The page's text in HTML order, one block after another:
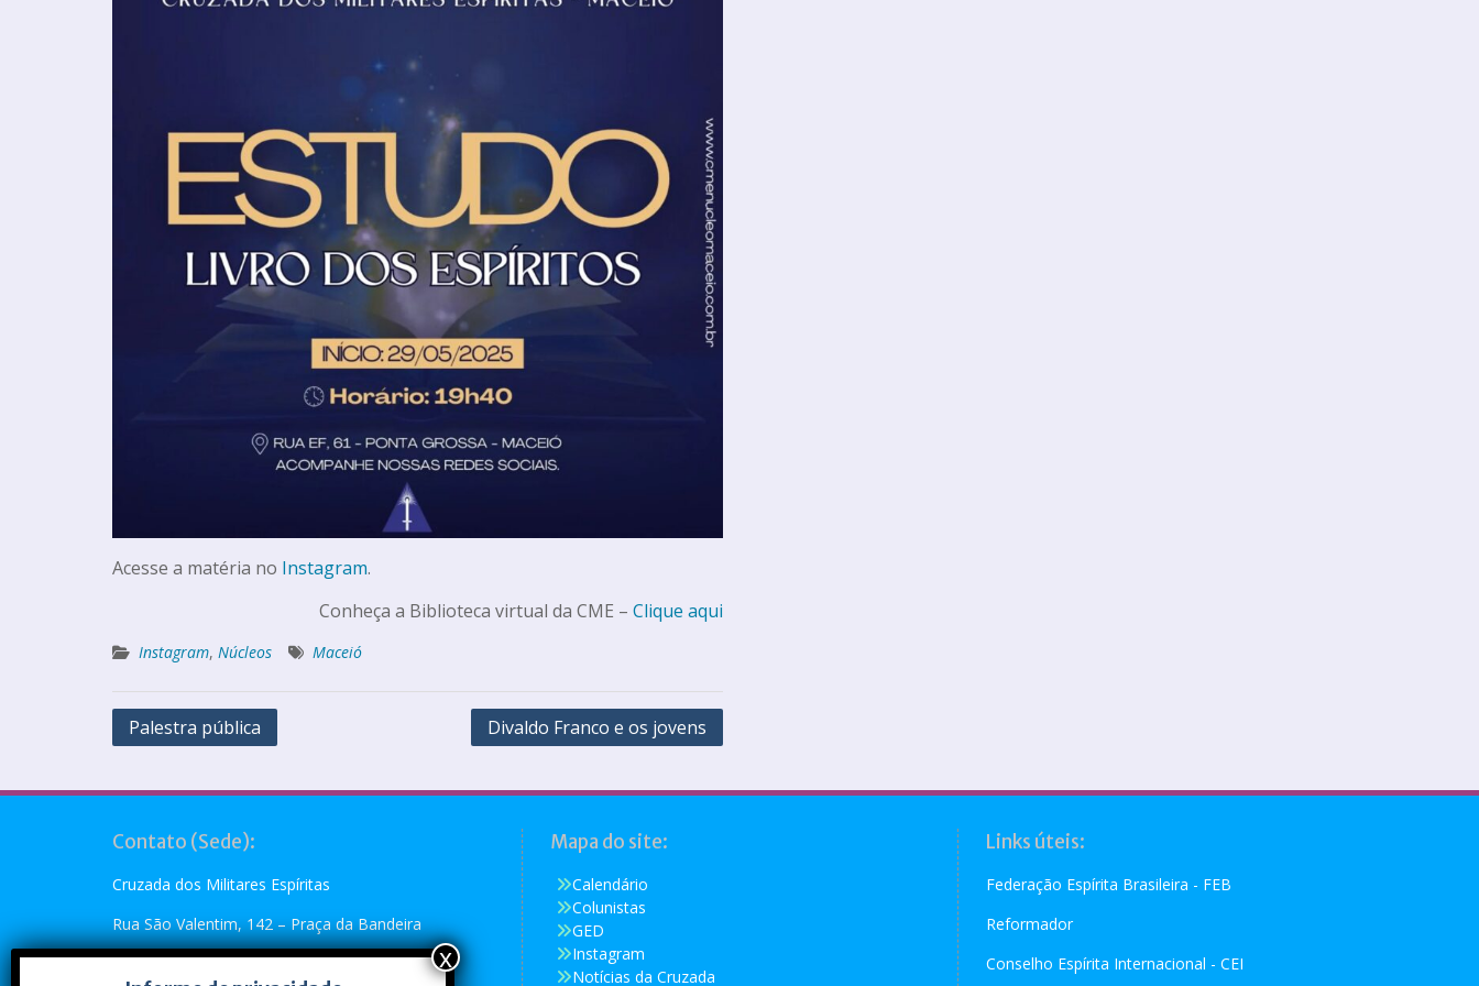
Acesse a matéria no Instagram.
Conheça a Biblioteca virtual da CME – Clique aqui
Instagram, Núcleos Maceió
Palestra pública Divaldo Franco e os jovens
Contato (Sede):
Cruzada dos Militares Espíritas
Rua São Valentim, 142 – Praça da Bandeira
Rio de Janeiro, RJ – CEP: 20.260-110
Mapa do site:
Calendário
Colunistas
GED
Instagram
Notícias da Cruzada
Links úteis:
Federação Espírita Brasileira - FEB
Reformador
Conselho Espírita Internacional - CEI